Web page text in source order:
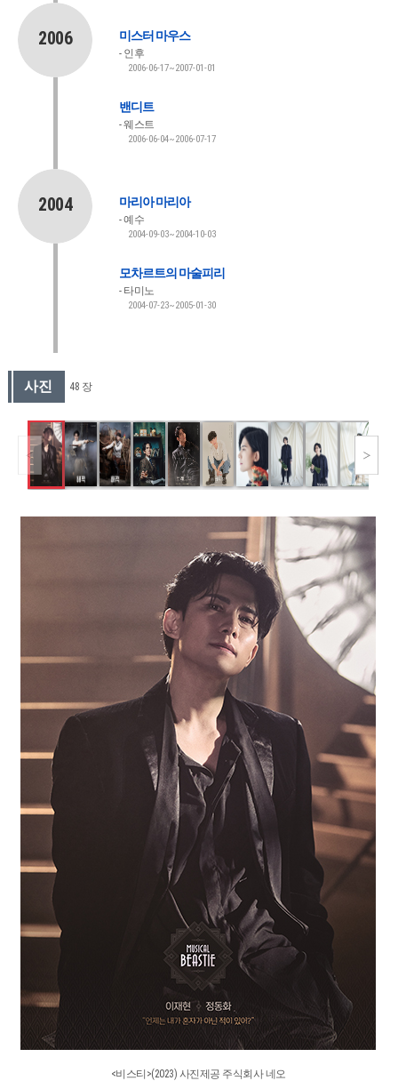
2006 미스터 마우스
인후
2006-06-17~2007-01-01
밴디트
웨스트
2006-06-04~2006-07-17
2004 마리아 마리아
예수
2004-09-03~2004-10-03
모차르트의 마술피리
타미노
2004-07-23~2005-01-30
사진 48 장
<비스티>(2023) 사진제공 주식회사 네오